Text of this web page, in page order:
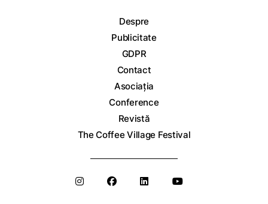
Despre
Publicitate
GDPR
Contact
Asociația
Conference
Revistă
The Coffee Village Festival